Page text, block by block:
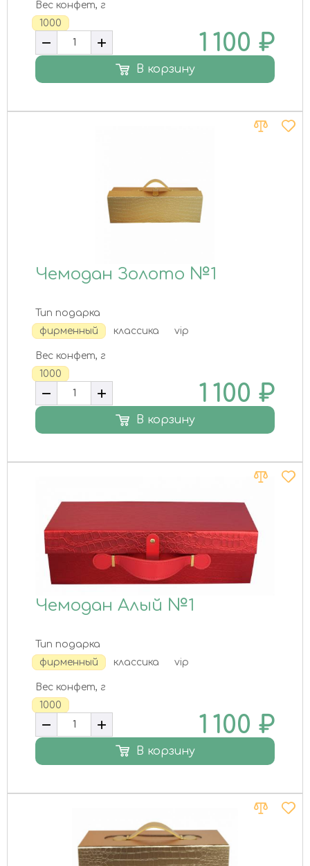
Вес конфет, г
1000
1 100 ₽
В корзину
Чемодан Золото №1
Тип подарка
фирменный
классика vip
Вес конфет, г
1000
1 100 ₽
В корзину
Чемодан Алый №1
Тип подарка
фирменный
классика vip
Вес конфет, г
1000
1 100 ₽
В корзину